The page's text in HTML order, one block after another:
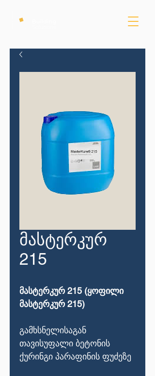
მასტერკურ
215
მასტერკურ 215 (ყოფილი
მასტერკურ 215)
გამხსნელისაგან
თავისუფალი ბეტონის
ქურინგი პარაფინის ფუძეზე